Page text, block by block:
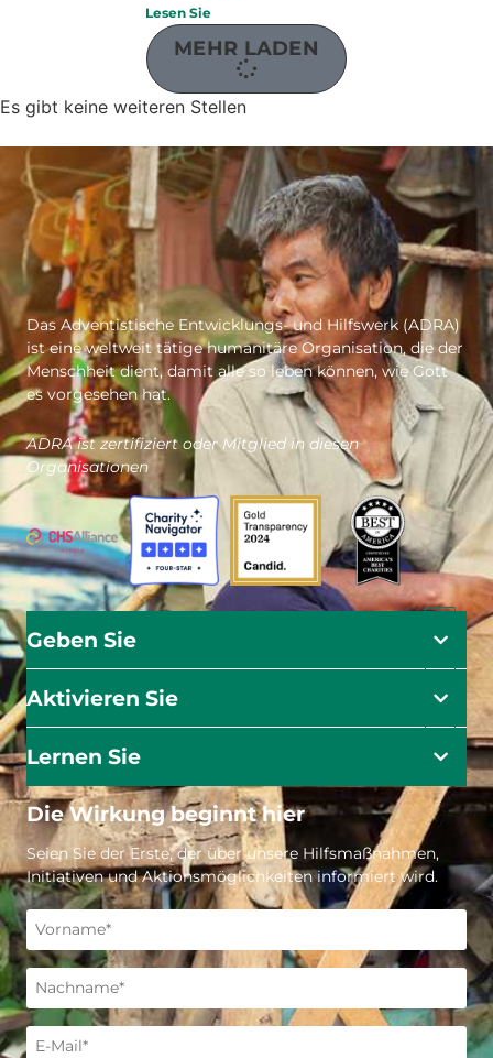
Lesen Sie
MEHR LADEN
Es gibt keine weiteren Stellen
Das Adventistische Entwicklungs- und Hilfswerk (ADRA)
ist eine weltweit tätige humanitäre Organisation, die der
Menschheit dient, damit alle so leben können, wie Gott
es vorgesehen hat.
ADRA ist zertifiziert oder Mitglied in diesen
Organisationen
Geben Sie
Aktivieren Sie
Lernen Sie
Die Wirkung beginnt hier
Seien Sie der Erste, der über unsere Hilfsmaßnahmen,
Initiativen und Aktionsmöglichkeiten informiert wird.